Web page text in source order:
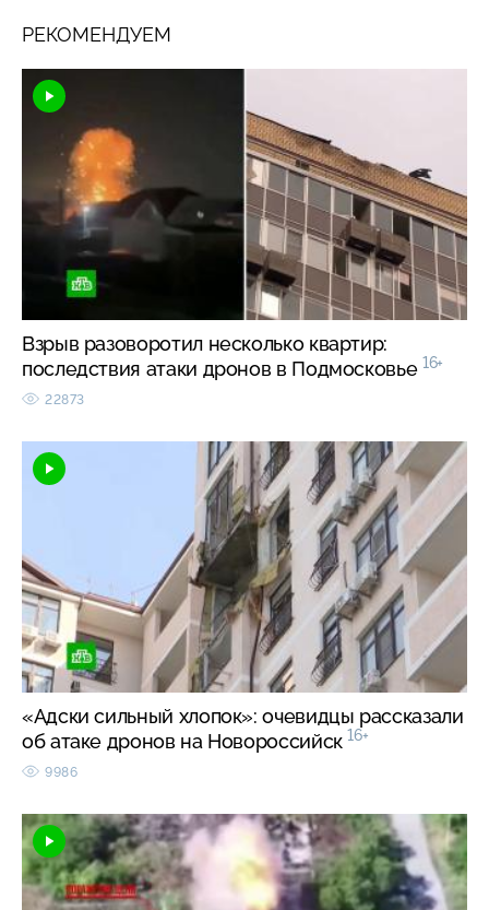
РЕКОМЕНДУЕМ
Взрыв разоворотил несколько квартир:
последствия атаки дронов в Подмосковье 16+
22873
«Адски сильный хлопок»: очевидцы рассказали
об атаке дронов на Новороссийск 16+
9986